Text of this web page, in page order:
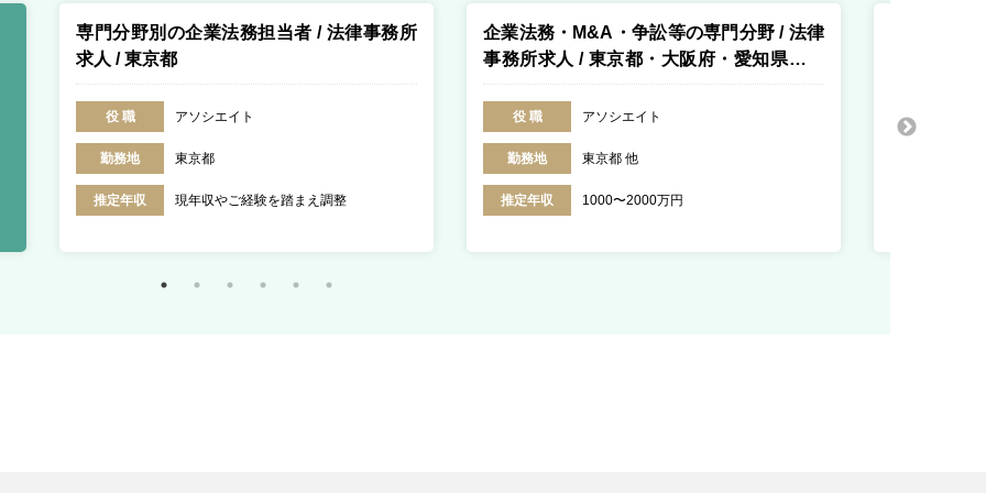
専門分野別の企業法務担当者 / 法律事務所
求人 / 東京都
役 職 アソシエイト
勤務地 東京都
推定年収 現年収やご経験を踏まえ調整
企業法務・M&A・争訟等の専門分野 / 法律
事務所求人 / 東京都・大阪府・愛知県・福
岡県・香川県・北海道
役 職 アソシエイト
勤務地 東京都 他
推定年収 1000〜2000万円